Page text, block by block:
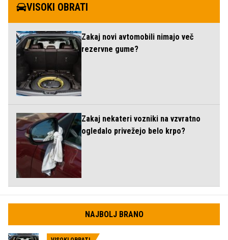
VISOKI OBRATI
Zakaj novi avtomobili nimajo več
rezervne gume?
Zakaj nekateri vozniki na vzvratno
ogledalo privežejo belo krpo?
NAJBOLJ BRANO